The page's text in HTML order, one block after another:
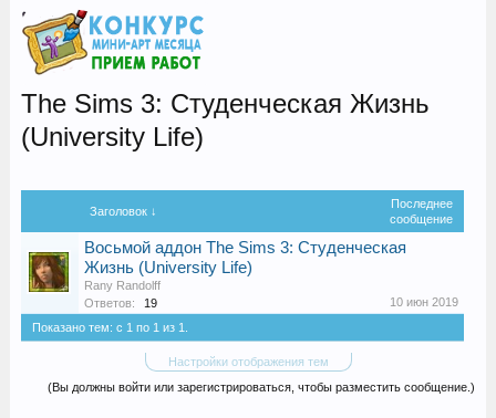
The Sims 3: Студенческая Жизнь
(University Life)
Заголовок ↓
Последнее
сообщение
Восьмой аддон The Sims 3: Студенческая
Жизнь (University Life)
Rany Randolff
Ответов:
19
10 июн 2019
Показано тем: с 1 по 1 из 1.
Настройки отображения тем
(Вы должны войти или зарегистрироваться, чтобы разместить сообщение.)